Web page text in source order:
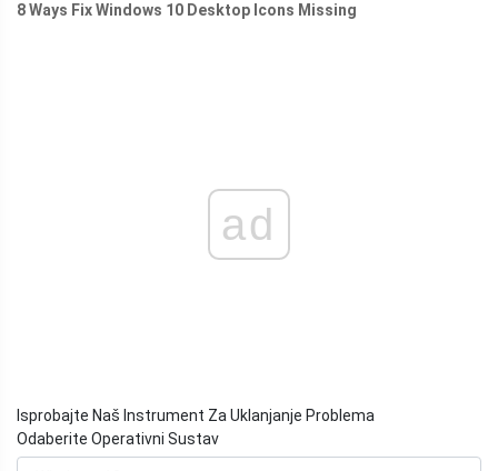
8 Ways Fix Windows 10 Desktop Icons Missing
ad
Isprobajte Naš Instrument Za Uklanjanje Problema
Odaberite Operativni Sustav